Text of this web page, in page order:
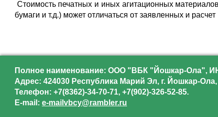
Стоимость печатных и иных агитационных
бумаги и т.д.) может отличаться от заявленных и
Полное наименование: ООО "ВБК "Йошкар-Ола",
Адрес: 424030 Республика Марий Эл, г. Йошкар-
Телефон: +7(8362)-34-70-71, +7(902)-326-52-85.
E-mail: e-mailvbcy@rambler.ru